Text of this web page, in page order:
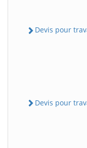
Devis pour
Devis pour